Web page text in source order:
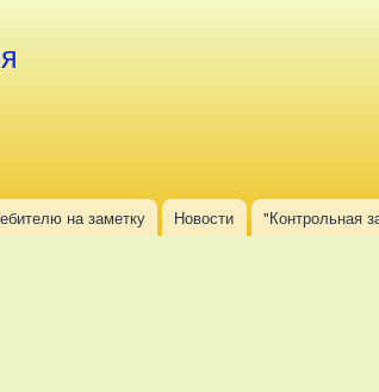
содержанию
на заметку Новости "Контрольная